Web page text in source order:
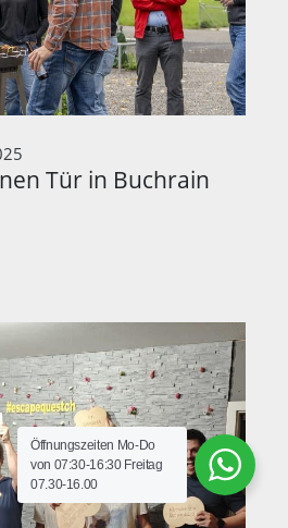
Tür in Buchrain
Öffnungszeiten Mo-Do
von 07:30-16:30 Freitag
07.30-16.00